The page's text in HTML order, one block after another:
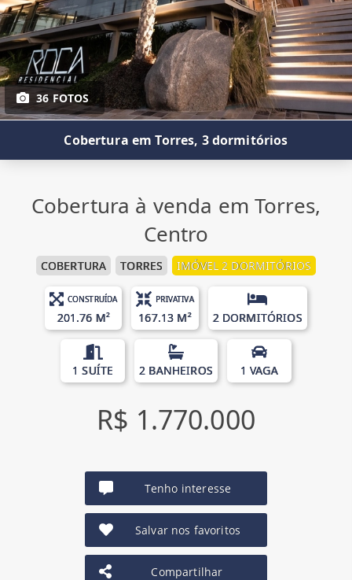
36 FOTOS
Cobertura em Torres, 3 dormitórios
Cobertura à venda em Torres,
Centro
COBERTURA TORRES IMÓVEL 2 DORMITÓRIOS
CONSTRUÍDA
201.76 M²
PRIVATIVA
167.13 M² 2 DORMITÓRIOS
1 SUÍTE 2 BANHEIROS 1 VAGA
R$ 1.770.000
Tenho interesse
Salvar nos favoritos
Compartilhar